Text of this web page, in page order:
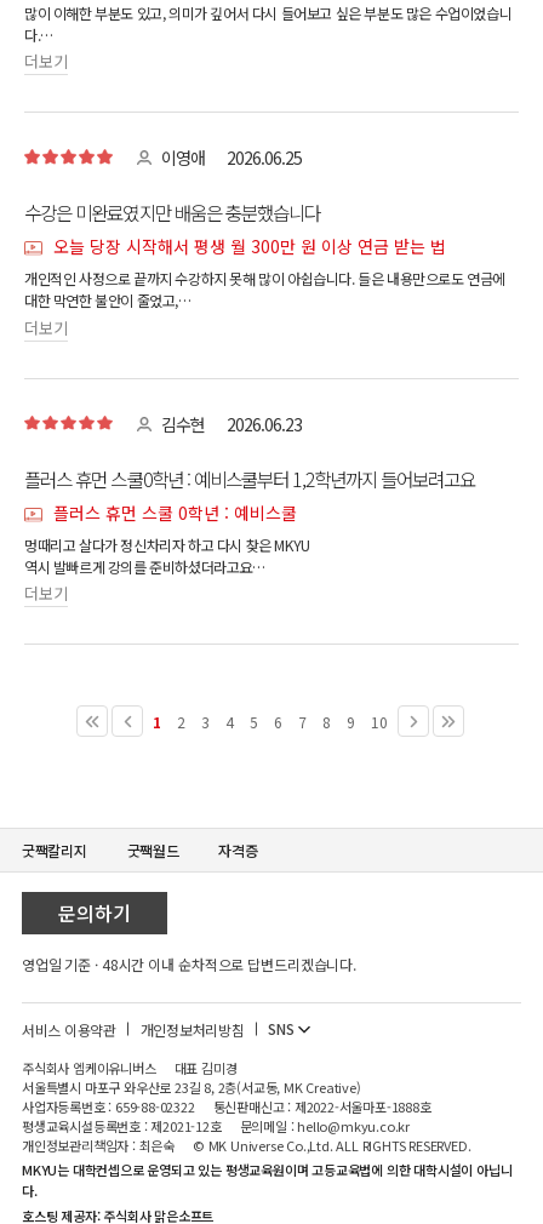
많이 이해한 부분도 있고, 의미가 깊어서 다시 들어보고 싶은 부분도 많은 수업이었습니
다.
전체적으로 살아가는 데 매우 도움이 되는 정말 좋은 강의였습니다. 감사합니다.
더보기
이영애 2026.06.25
수강은 미완료였지만 배움은 충분했습니다
오늘 당장 시작해서 평생 월 300만 원 이상 연금 받는 법
개인적인 사정으로 끝까지 수강하지 못해 많이 아쉽습니다. 들은 내용만으로도 연금에
대한 막연한 불안이 줄었고,
노후 준비를 어떤 방향으로 해야 하는지 큰 틀을 이해하는 데 많은 도움이 되었습니다. 기
회가 된다면 다시 처음부터 끝까지
더보기
김수현 2026.06.23
플러스 휴먼 스쿨0학년 : 예비스쿨부터 1,2학년까지 들어보려고요
플러스 휴먼 스쿨 0학년 : 예비스쿨
멍때리고 살다가 정신차리자 하고 다시 찾은 MKYU
역시 발빠르게 강의를 준비하셨더라고요
AI에 대해 잘 모르지만 믿고 따라가보려 합니다.
46세에 가슴이 설레입니다.
더보기
1 2 3 4 5 6 7 8 9 10
굿짹칼리지 굿짹월드 자격증
서비스 이용약관 개인정보처리방침 SNS
문의하기
영업일 기준 · 48시간 이내 순차적으로 답변드리겠습니다.
주식회사 엠케이유니버스
대표 김미경
서울특별시 마포구 와우산로 23길 8, 2층(서교동, MK Creative)
사업자등록번호 : 659-88-02322
통신판매신고 : 제2022-서울마포-1888호
평생교육시설등록번호 : 제2021-12호
문의메일 : hello@mkyu.co.kr
개인정보관리책임자 : 최은숙
© MK Universe Co.,Ltd. ALL RIGHTS RESERVED.
MKYU는 대학컨셉으로 운영되고 있는 평생교육원이며 고등교육법에 의한 대학시설이 아닙니
다.
호스팅 제공자: 주식회사 맑은소프트